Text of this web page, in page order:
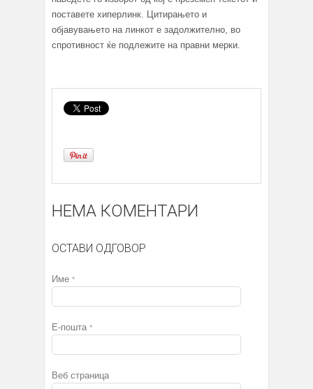
поставете хиперлинк. Цитирањето и
објавувањето на линкот е задолжително, во
спротивност ќе подлежите на правни мерки.
НЕМА КОМЕНТАРИ
ОСТАВИ ОДГОВОР
Име *
Е-пошта *
Веб страница